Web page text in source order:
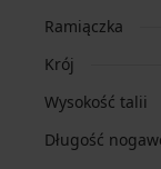
Ramiączka
Krój
Wysokość talii
Długość